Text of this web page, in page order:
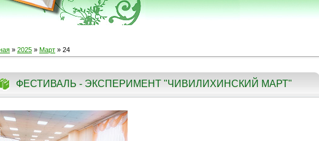
» 2025 » Март » 24
ФЕСТИВАЛЬ - ЭКСПЕРИМЕНТ "ЧИВИЛИХИНСКИЙ МАРТ"